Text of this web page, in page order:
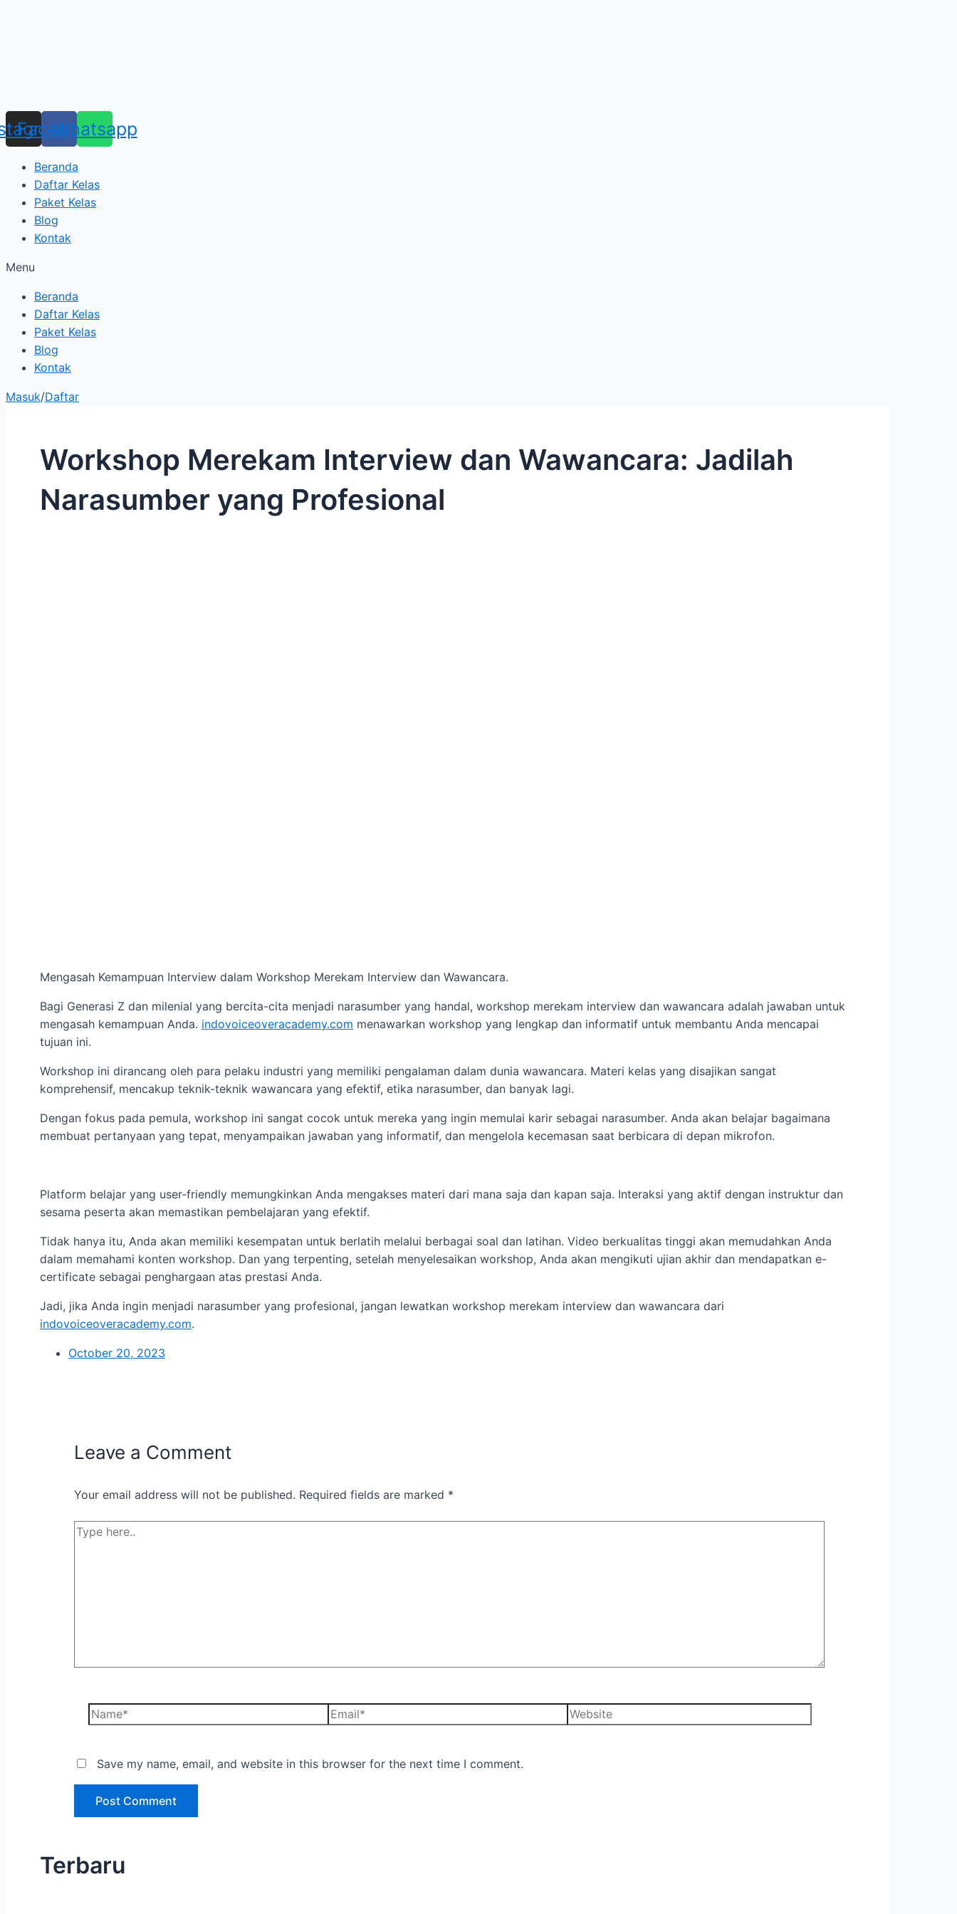
Facebook
Whatsapp
Beranda
Daftar Kelas
Paket Kelas
Blog
Kontak
Menu
Beranda
Daftar Kelas
Paket Kelas
Blog
Kontak
Masuk/Daftar
Workshop Merekam Interview dan Wawancara: Jadilah
Narasumber yang Profesional
Mengasah Kemampuan Interview dalam Workshop Merekam Interview dan Wawancara.
Bagi Generasi Z dan milenial yang bercita-cita menjadi narasumber yang handal, workshop merekam interview dan wawancara adalah jawaban untuk
mengasah kemampuan Anda. indovoiceoveracademy.com menawarkan workshop yang lengkap dan informatif untuk membantu Anda mencapai
tujuan ini.
Workshop ini dirancang oleh para pelaku industri yang memiliki pengalaman dalam dunia wawancara. Materi kelas yang disajikan sangat
komprehensif, mencakup teknik-teknik wawancara yang efektif, etika narasumber, dan banyak lagi.
Dengan fokus pada pemula, workshop ini sangat cocok untuk mereka yang ingin memulai karir sebagai narasumber. Anda akan belajar bagaimana
membuat pertanyaan yang tepat, menyampaikan jawaban yang informatif, dan mengelola kecemasan saat berbicara di depan mikrofon.
Platform belajar yang user-friendly memungkinkan Anda mengakses materi dari mana saja dan kapan saja. Interaksi yang aktif dengan instruktur dan
sesama peserta akan memastikan pembelajaran yang efektif.
Tidak hanya itu, Anda akan memiliki kesempatan untuk berlatih melalui berbagai soal dan latihan. Video berkualitas tinggi akan memudahkan Anda
dalam memahami konten workshop. Dan yang terpenting, setelah menyelesaikan workshop, Anda akan mengikuti ujian akhir dan mendapatkan e-
certificate sebagai penghargaan atas prestasi Anda.
Jadi, jika Anda ingin menjadi narasumber yang profesional, jangan lewatkan workshop merekam interview dan wawancara dari
indovoiceoveracademy.com.
October 20, 2023
Leave a Comment
Your email address will not be published. Required fields are marked *
Save my name, email, and website in this browser for the next time I comment.
Terbaru